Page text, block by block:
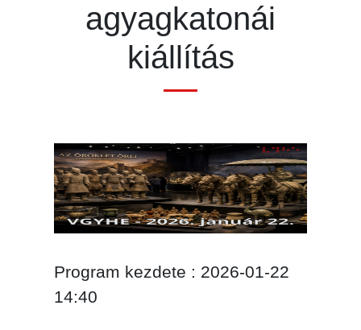
agyagkatonái
kiállítás
Program kezdete : 2026-01-22
14:40